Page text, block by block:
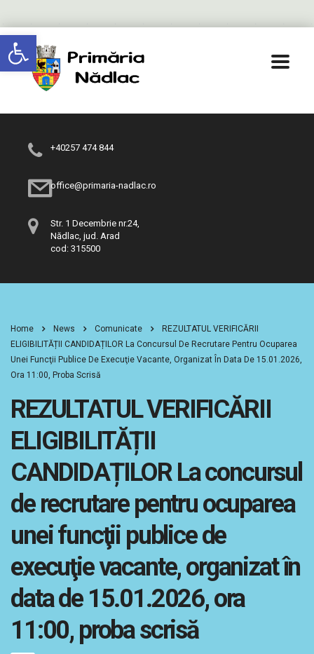
Deschide bara de unelte
+40257 474 844
office@primaria-nadlac.ro
Str. 1 Decembrie nr.24,
Nădlac, jud. Arad
cod: 315500
Home News Comunicate
REZULTATUL VERIFICĂRII
ELIGIBILITĂȚII CANDIDAȚILOR La Concursul De Recrutare Pentru Ocuparea
Unei Funcţii Publice De Execuţie Vacante, Organizat În Data De 15.01.2026,
Ora 11:00, Proba Scrisă
REZULTATUL VERIFICĂRII
ELIGIBILITĂȚII
CANDIDAȚILOR La concursul
de recrutare pentru ocuparea
unei funcţii publice de
execuţie vacante, organizat în
data de 15.01.2026, ora
11:00, proba scrisă